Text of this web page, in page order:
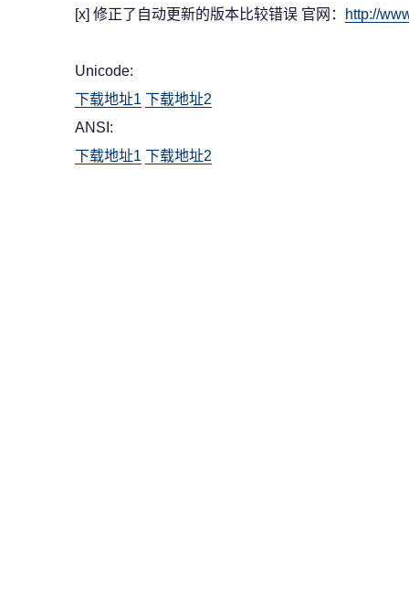
[x] 修正了自动更新的版本比较错误 官网：
http://
Unicode:
下载地址1 下载地址2
ANSI:
下载地址1 下载地址2